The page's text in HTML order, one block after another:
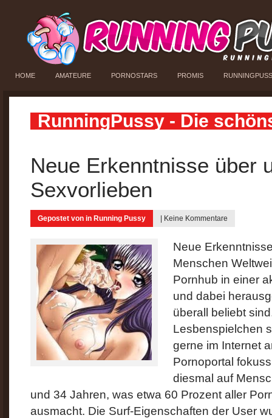
HOME AMATEURE PORNOSTARS PROMIS
RunningPussy - Die
Neue Erkenntnisse über
Sexvorlieben
Gepostet von in Running Pussy Keine Kommentare
Neue
Menschen
Pornhub in einer
und dabei
überall beliebt
Lesbenspielchen
gerne im Internet
Pornoportal
diesmal auf
und 34 Jahren, was etwa 60 Prozent aller
ausmacht. Die Surf-Eigenschaften der User